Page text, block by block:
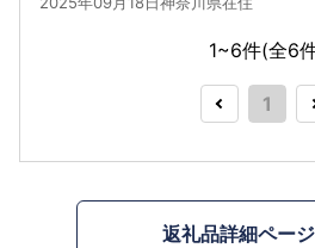
1~6件(全6
1
返礼品詳細ペー